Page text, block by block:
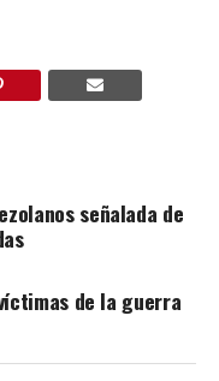
señalada de
de la guerra